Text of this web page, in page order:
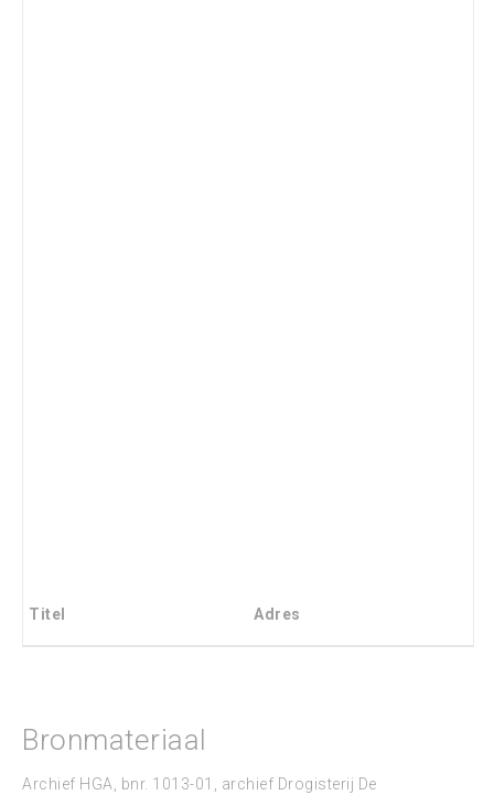
Titel Adres
Bronmateriaal
Archief HGA, bnr. 1013-01, archief Drogisterij De